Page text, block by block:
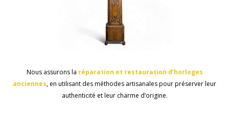
Nous assurons la réparation et restauration d’horloges
anciennes, en utilisant des méthodes artisanales pour préserver leur
authenticité et leur charme d’origine.